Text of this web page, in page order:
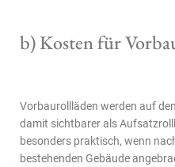
b) Kosten für
Vorbaurollläden werden auf
damit sichtbarer als
besonders praktisch, wenn
bestehenden Gebäude